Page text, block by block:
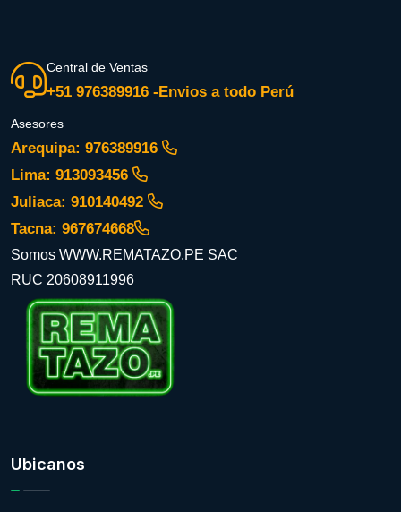
Central de Ventas
+51 976389916 -Envios a todo Perú
Asesores
Arequipa: 976389916
Lima: 913093456
Juliaca: 910140492
Tacna: 967674668
Somos WWW.REMATAZO.PE SAC
RUC 20608911996
Ubicanos